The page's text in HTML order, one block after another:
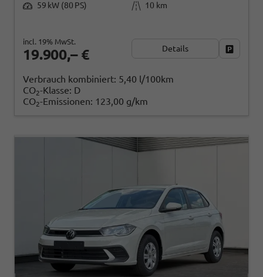
59 kW (80 PS)
10 km
19.900,– €
incl. 19% MwSt.
Details
Verbrauch kombiniert: 5,40 l/100km
CO2-Klasse: D
CO2-Emissionen: 123,00 g/km